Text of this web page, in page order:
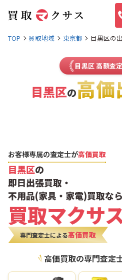
TOP 買取地域 東京都 目黒区の
目黒区 高額査
目黒区の高価
お客様専属の査定士が高価買取
目黒区の
即日出張買取・
不用品(家具・家電)買取なら
買取マクサ
専門査定士による高価買取
高価買取の専門査定